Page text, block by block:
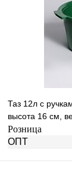
Таз 12л с
высота 16 см,
Розница
ОПТ